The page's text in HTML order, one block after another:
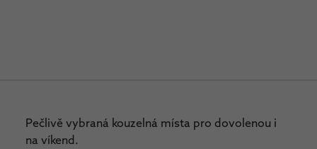
Pečlivě vybraná kouzelná místa pro dovolenou i
na víkend.